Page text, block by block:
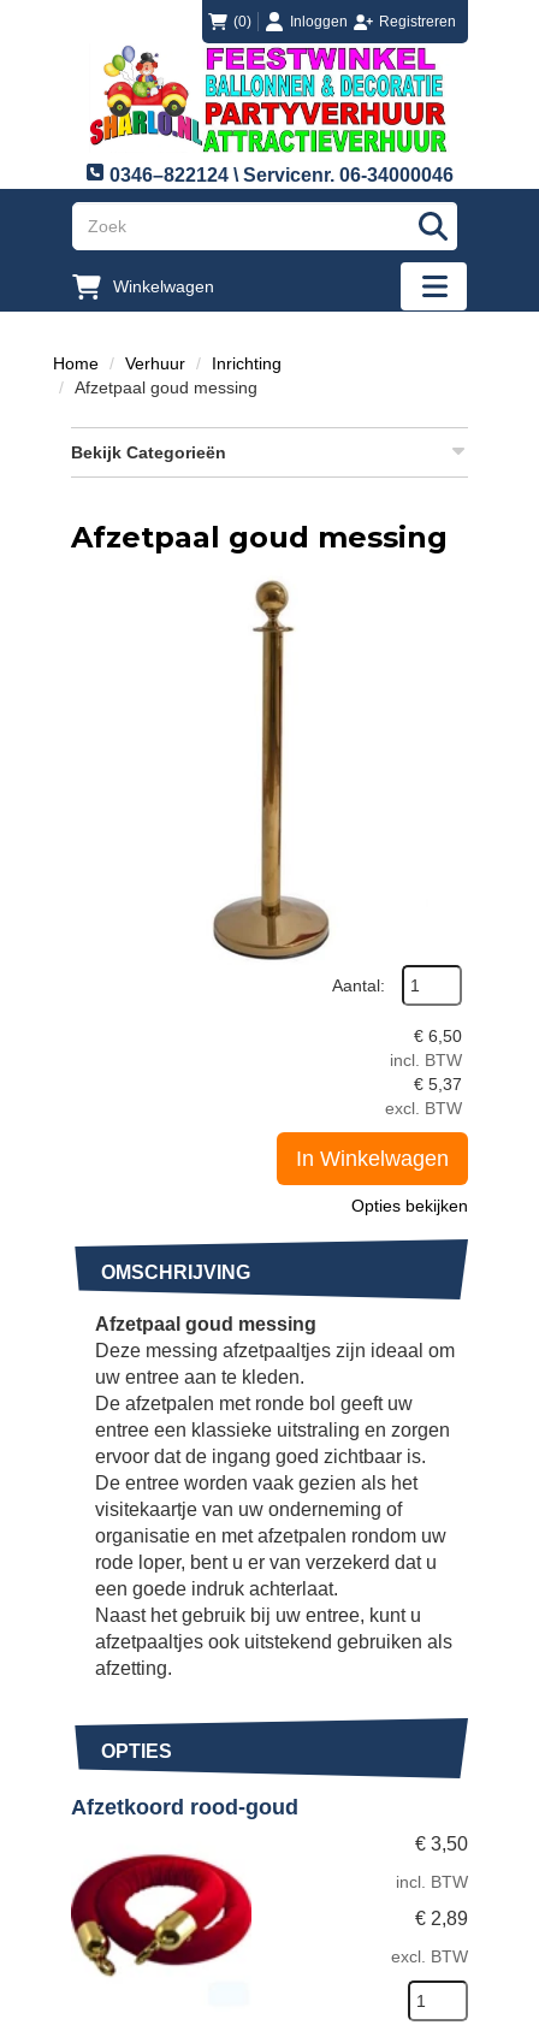
(0) loginInloggen
registreren Registreren
0346–822124 \ Servicenr. 06-34000046
"Zoeken
Winkelwagen
"Toggle
Home Verhuur
Inrichting
Afzetpaal goud messing
Bekijk Categorieën
Afzetpaal goud messing
Aantal:
€ 6,50
incl. BTW
€ 5,37
excl. BTW
In Winkelwagen
Opties bekijken
OMSCHRIJVING
Afzetpaal goud messing
Deze messing afzetpaaltjes zijn ideaal om
uw entree aan te kleden.
De afzetpalen met ronde bol geeft uw
entree een klassieke uitstraling en zorgen
ervoor dat de ingang goed zichtbaar is.
De entree worden vaak gezien als het
visitekaartje van uw onderneming of
organisatie en met afzetpalen rondom uw
rode loper, bent u er van verzekerd dat u
een goede indruk achterlaat.
Naast het gebruik bij uw entree, kunt u
afzetpaaltjes ook uitstekend gebruiken als
afzetting.
OPTIES
Afzetkoord rood-goud
€ 3,50
incl. BTW
€ 2,89
excl. BTW